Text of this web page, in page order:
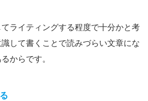
ライティングする程度で十分かと考
して書くことで読みづらい文章にな
からです。